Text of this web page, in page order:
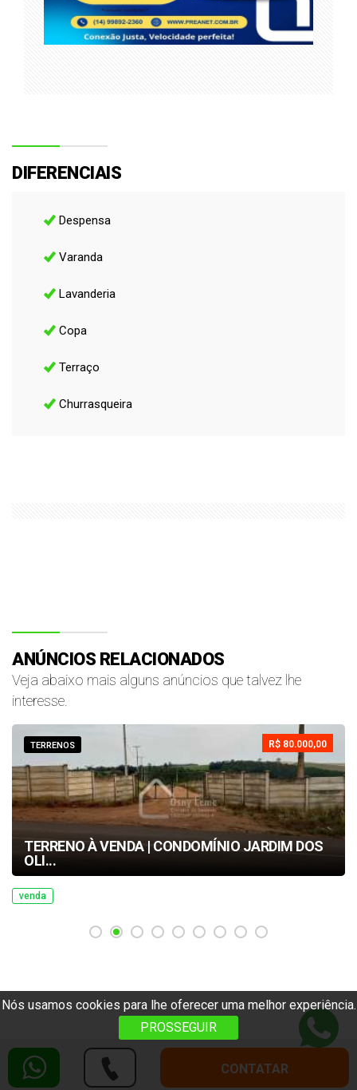
Nós usamos cookies para lhe oferecer uma melhor experiência.
PROSSEGUIR
DIFERENCIAIS
Despensa
Varanda
Lavanderia
Copa
Terraço
Churrasqueira
CONTATAR
ANÚNCIOS RELACIONADOS
Veja abaixo mais alguns anúncios que talvez lhe
interesse.
R$ 80.000,00
TERRENOS
TERRENO À VENDA | CONDOMÍNIO JARDIM DOS
OLI...
venda